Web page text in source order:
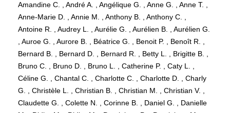
Amandine C. , André A. , Angélique G. , Anne G. , Anne T. ,
Anne-Marie D. , Annie M. , Anthony B. , Anthony C. ,
Antoine R. , Audrey L. , Aurélie G. , Aurélien B. , Aurélien G.
, Auroe G. , Aurore B. , Béatrice G. , Benoit P. , Benoît R. ,
Bernard B. , Bernard D. , Bernard R. , Betty L. , Brigitte B. ,
Bruno C. , Bruno D. , Bruno L. , Catherine P. , Caty L. ,
Céline G. , Chantal C. , Charlotte C. , Charlotte D. , Charly
G. , Christèle L. , Christian B. , Christian M. , Christian V. ,
Claudette G. , Colette N. , Corinne B. , Daniel G. , Danielle